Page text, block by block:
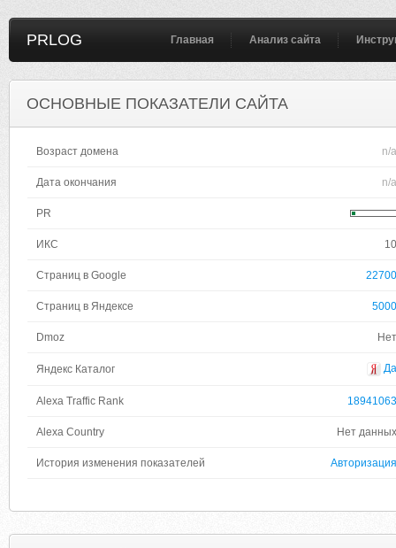
PRLOG Главная Анализ сайта
ОСНОВНЫЕ ПОКАЗАТЕЛИ САЙТА
Возраст домена n/a
Дата окончания n/a
PR
ИКС 10
Страниц в Google 22700
Страниц в Яндексе 5000
Dmoz Нет
Яндекс Каталог Да
Alexa Traffic Rank 18941063
Alexa Country Нет данных
История изменения показателей Авторизация